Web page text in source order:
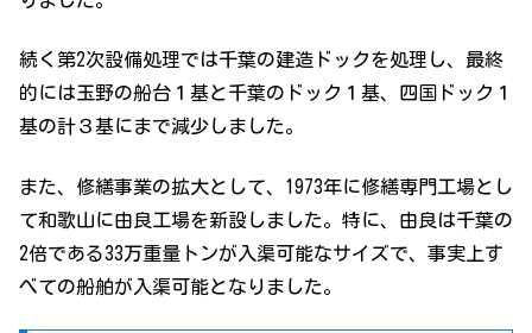
続く第2次設備処理では千葉の建造ドックを処理し、最終
的には玉野の船台１基と千葉のドック１基、四国ドック１
基の計３基にまで減少しました。
また、修繕事業の拡大として、1973年に修繕専門工場とし
て和歌山に由良工場を新設しました。特に、由良は千葉の
2倍である33万重量トンが入渠可能なサイズで、事実上す
べての船舶が入渠可能となりました。